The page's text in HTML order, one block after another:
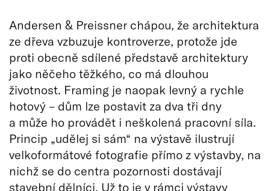
Andersen & Preissner chápou, že architektura
ze dřeva vzbuzuje kontroverze, protože jde
proti obecně sdílené představě architektury
jako něčeho těžkého, co má dlouhou
životnost. Framing je naopak levný a rychle
hotový – dům lze postavit za dva tři dny
a může ho provádět i neškolená pracovní síla.
Princip „udělej si sám“ na výstavě ilustrují
velkoformátové fotografie přímo z výstavby, na
nichž se do centra pozornosti dostávají
stavební dělníci. Už to je v rámci výstavy